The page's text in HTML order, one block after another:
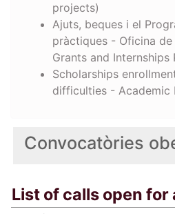
Convocatòries
List of calls open
projects)
Ajuts, beques i el
pràctiques - Oficina
Grants and Internships
Scholarships
difficulties - Academic